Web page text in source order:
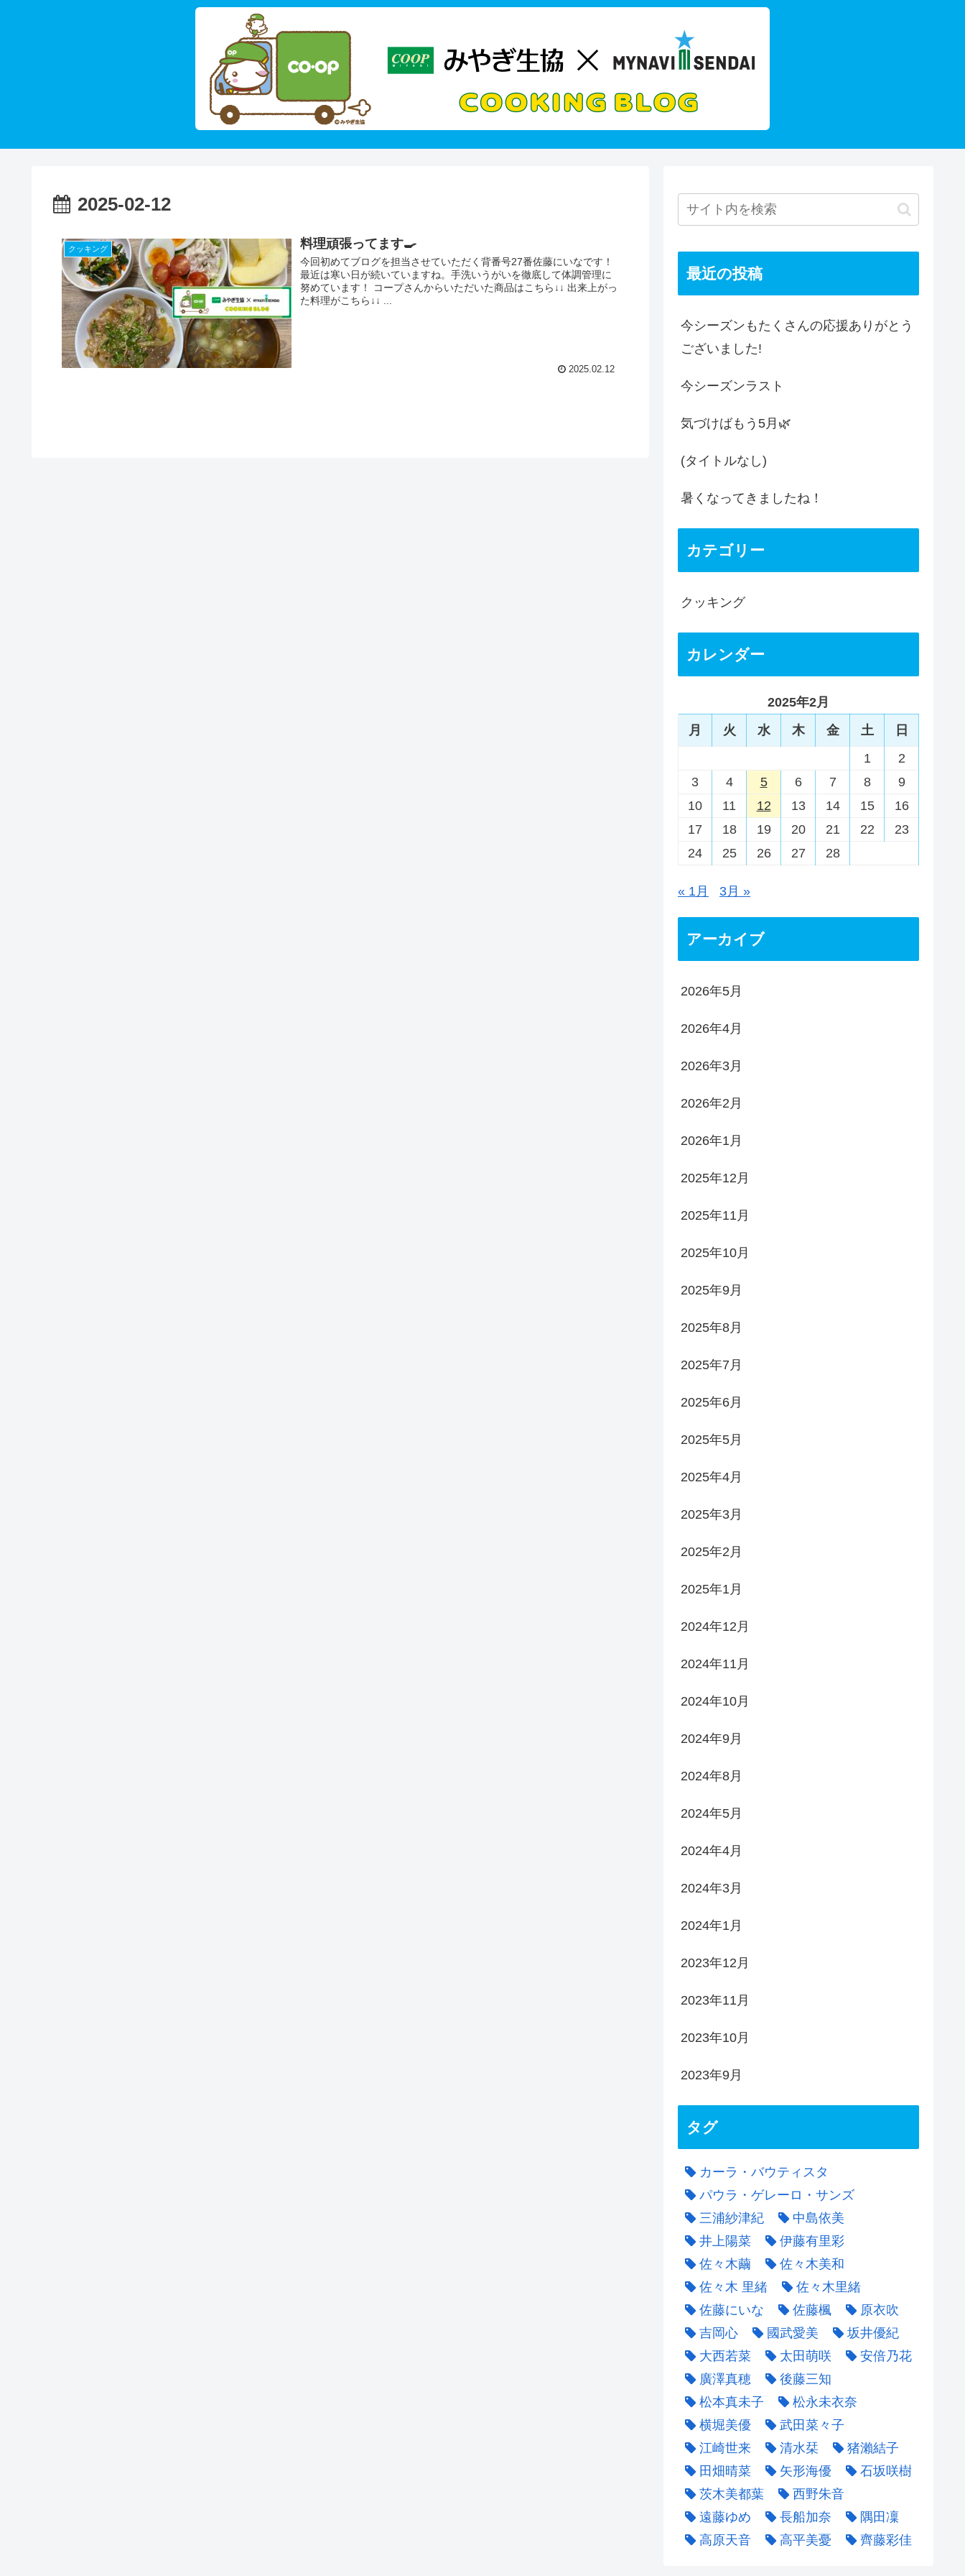
2025-02-12
クッキング 料理頑張ってます🍳
今回初めてブログを担当させていただく背番号27番佐藤にいなです！
最近は寒い日が続いていますね。手洗いうがいを徹底して体調管理に
努めています！ コープさんからいただいた商品はこちら↓↓ 出来上がっ
た料理がこちら↓↓ ...
2025.02.12
最近の投稿
今シーズンもたくさんの応援ありがとう
ございました!
今シーズンラスト
気づけばもう5月🌿
(タイトルなし)
暑くなってきましたね！
カテゴリー
クッキング
カレンダー
2025年2月
月
火 水 木 金 土
日
1
2
3
4 5 6 7 8
9
10
11 12 13 14 15
16
17
18 19 20 21 22
23
24
25 26 27 28
« 1月 3月 »
アーカイブ
2026年5月
2026年4月
2026年3月
2026年2月
2026年1月
2025年12月
2025年11月
2025年10月
2025年9月
2025年8月
2025年7月
2025年6月
2025年5月
2025年4月
2025年3月
2025年2月
2025年1月
2024年12月
2024年11月
2024年10月
2024年9月
2024年8月
2024年5月
2024年4月
2024年3月
2024年1月
2023年12月
2023年11月
2023年10月
2023年9月
タグ
カーラ・バウティスタ
パウラ・ゲレーロ・サンズ
三浦紗津紀
中島依美
井上陽菜
伊藤有里彩
佐々木繭
佐々木美和
佐々木 里緒
佐々木里緒
佐藤にいな
佐藤楓
原衣吹
吉岡心
國武愛美
坂井優紀
大西若菜
太田萌咲
安倍乃花
廣澤真穂
後藤三知
松本真未子
松永未衣奈
横堀美優
武田菜々子
江崎世来
清水栞
猪瀨結子
田畑晴菜
矢形海優
石坂咲樹
茨木美都葉
西野朱音
遠藤ゆめ
長船加奈
隅田凜
高原天音
高平美憂 齊藤彩佳